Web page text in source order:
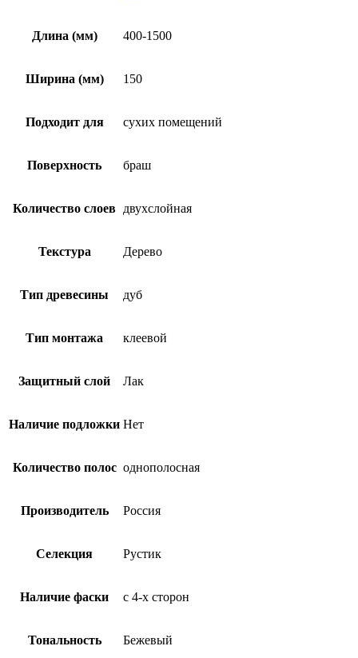
Длина (мм) 400-1500
Ширина (мм) 150
Подходит для сухих помещений
Поверхность браш
Количество слоев двухслойная
Текстура Дерево
Тип древесины дуб
Тип монтажа клеевой
Защитный слой Лак
Наличие подложки Нет
Количество полос однополосная
Производитель Россия
Селекция Рустик
Наличие фаски с 4-х сторон
Тональность Бежевый